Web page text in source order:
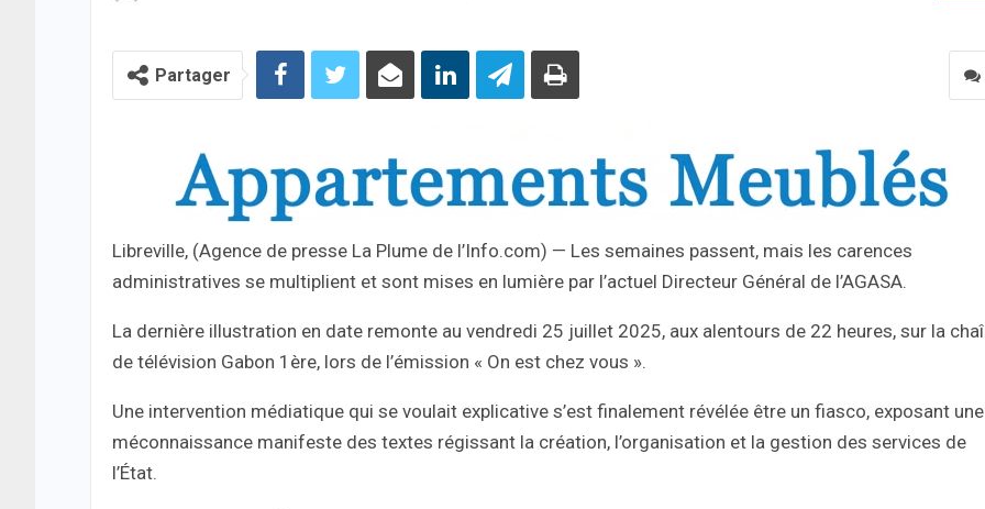
Partager
Libreville, (Agence de presse La Plume de l’Info.com) — Les semaines passent, mais les carences
administratives se multiplient et sont mises en lumière par l’actuel Directeur Général de l’AGASA.
La dernière illustration en date remonte au vendredi 25 juillet 2025, aux alentours de 22 heures, sur la
de télévision Gabon 1ère, lors de l’émission « On est chez vous ».
Une intervention médiatique qui se voulait explicative s’est finalement révélée être un fiasco, exposant une
méconnaissance manifeste des textes régissant la création, l’organisation et la gestion des services de
l’État.